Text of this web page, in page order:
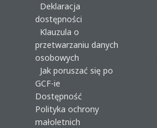
Deklaracja
dostępności
Klauzula o
przetwarzaniu danych
osobowych
Jak poruszać się po
GCF-ie
Dostępność
Polityka ochrony
małoletnich